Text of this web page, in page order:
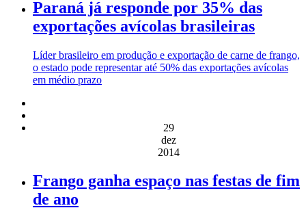
Paraná já responde por 35% das
exportações avícolas brasileiras
Líder brasileiro em produção e exportação de carne de frango,
o estado pode representar até 50% das exportações avícolas
em médio prazo
29
dez
2014
Frango ganha espaço nas festas de fim
de ano